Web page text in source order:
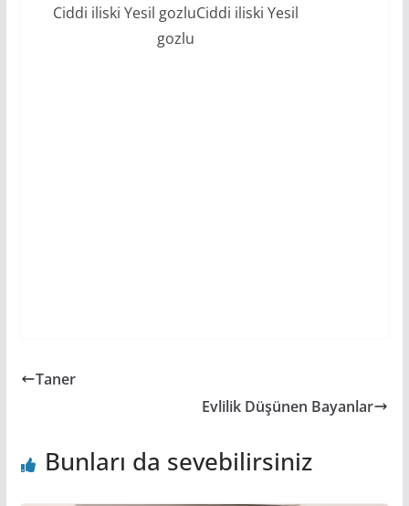
Ciddi iliski Yesil gozluCiddi iliski Yesil
gozlu
Taner
Evlilik Düşünen Bayanlar
Bunları da sevebilirsiniz